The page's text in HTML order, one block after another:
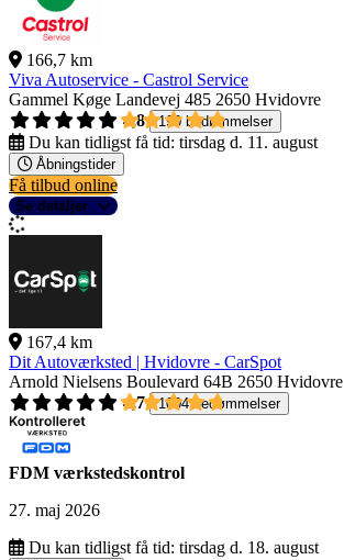
166,7 km
Viva Autoservice - Castrol Service
Gammel Køge Landevej 485 2650 Hvidovre
4,8
190 bedømmelser
Du kan tidligst få tid: tirsdag d. 11. august
Åbningstider
Få tilbud online
Se detaljer
167,4 km
Dit Autoværksted | Hvidovre - CarSpot
Arnold Nielsens Boulevard 64B 2650 Hvidovre
4,7
1004 bedømmelser
FDM værkstedskontrol
27. maj 2026
Du kan tidligst få tid: tirsdag d. 18. august